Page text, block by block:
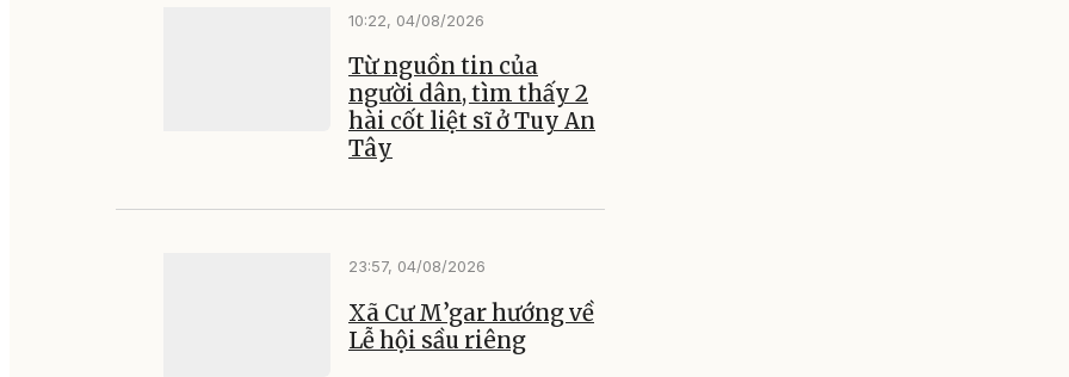
10:22, 04/08/2026
Từ nguồn tin của
người dân, tìm thấy 2
hài cốt liệt sĩ ở Tuy An
Tây
23:57, 04/08/2026
Xã Cư M’gar hướng về
Lễ hội sầu riêng